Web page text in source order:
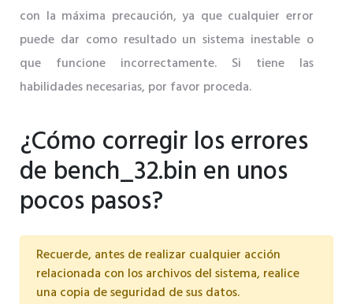
con la máxima precaución, ya que cualquier error
puede dar como resultado un sistema inestable o
que funcione incorrectamente. Si tiene las
habilidades necesarias, por favor proceda.
¿Cómo corregir los errores
de bench_32.bin en unos
pocos pasos?
Recuerde, antes de realizar cualquier acción
relacionada con los archivos del sistema, realice
una copia de seguridad de sus datos.